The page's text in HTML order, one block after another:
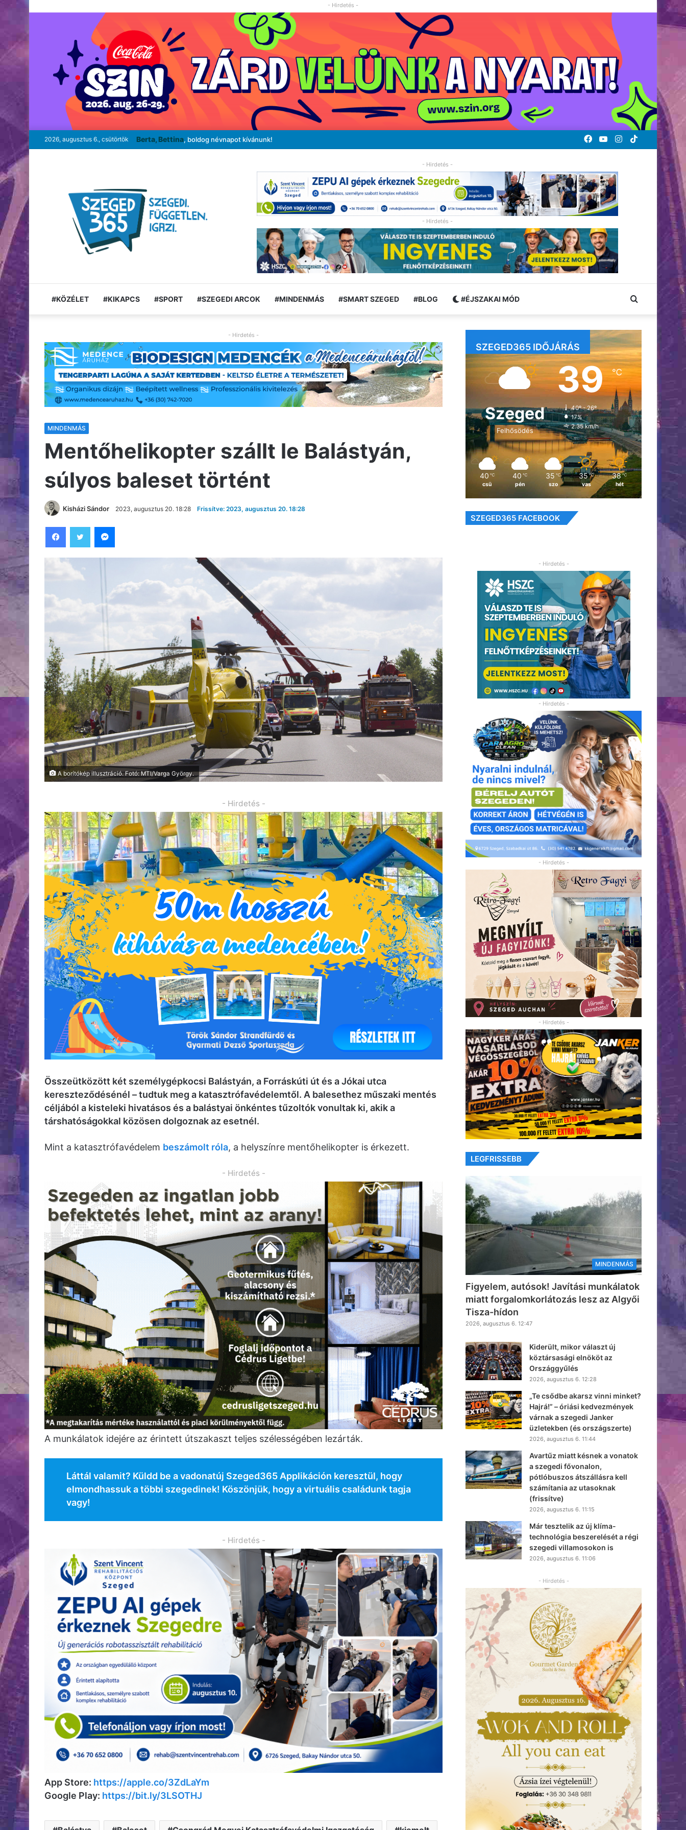
- Hirdetés -
2026, augusztus 6., csütörtök Berta, Bettina, boldog névnapot kívánunk! TikTok
Instagram
YouTube
Facebook
- Hirdetés -
- Hirdetés -
#KÖZÉLET #KIKAPCS #SPORT #SZEGEDI ARCOK #MINDENMÁS #SMART SZEGED #BLOG #ÉJSZAKAI MÓD Keresés:
- Hirdetés -
MINDENMÁS
Mentőhelikopter szállt le Balástyán,
súlyos baleset történt
Kisházi Sándor 2023, augusztus 20. 18:28 Frissítve: 2023, augusztus 20. 18:28
A borítókép illusztráció. Fotó: MTI/Varga György.
- Hirdetés -
Összeütközött két személygépkocsi Balástyán, a Forráskúti út és a Jókai utca
kereszteződésénél – tudtuk meg a katasztrófavédelemtől. A balesethez műszaki mentés
céljából a kisteleki hivatásos és a balástyai önkéntes tűzoltók vonultak ki, akik a
társhatóságokkal közösen dolgoznak az esetnél.
Mint a katasztrófavédelem beszámolt róla, a helyszínre mentőhelikopter is érkezett.
- Hirdetés -
A munkálatok idejére az érintett útszakaszt teljes szélességében lezárták.
Láttál valamit? Küldd be a vadonatúj Szeged365 Applikáción keresztül, hogy
elmondhassuk a többi szegedinek! Köszönjük, hogy a virtuális családunk tagja
vagy!
- Hirdetés -
App Store: https://apple.co/3ZdLaYm
Google Play: https://bit.ly/3LSOTHJ
SZEGED365 IDŐJÁRÁS
Szeged
Felhősödés
39℃
40º - 26º
17%
2.35 km/h
40 ℃
csü
40 ℃
pén
35 ℃
szo
35 ℃
vas
38 ℃
hét
SZEGED365 FACEBOOK
- Hirdetés -
- Hirdetés -
- Hirdetés -
- Hirdetés -
LEGFRISSEBB
MINDENMÁS
Figyelem, autósok! Javítási munkálatok
miatt forgalomkorlátozás lesz az Algyői
Tisza-hídon
2026, augusztus 6. 12:47
Kiderült, mikor választ új
köztársasági elnököt az
Országgyűlés
2026, augusztus 6. 12:28
„Te csődbe akarsz vinni minket?
Hajrá!” – óriási kedvezmények
várnak a szegedi Janker
üzletekben (és országszerte)
2026, augusztus 6. 11:44
Avartűz miatt késnek a vonatok
a szegedi fővonalon,
pótlóbuszos átszállásra kell
számítania az utasoknak
(frissítve)
2026, augusztus 6. 11:15
Már tesztelik az új klíma-
technológia beszerelését a régi
szegedi villamosokon is
2026, augusztus 6. 11:06
- Hirdetés -